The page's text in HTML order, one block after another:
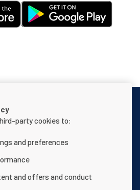
der Website
party cookies to:
and preferences
and offers and conduct